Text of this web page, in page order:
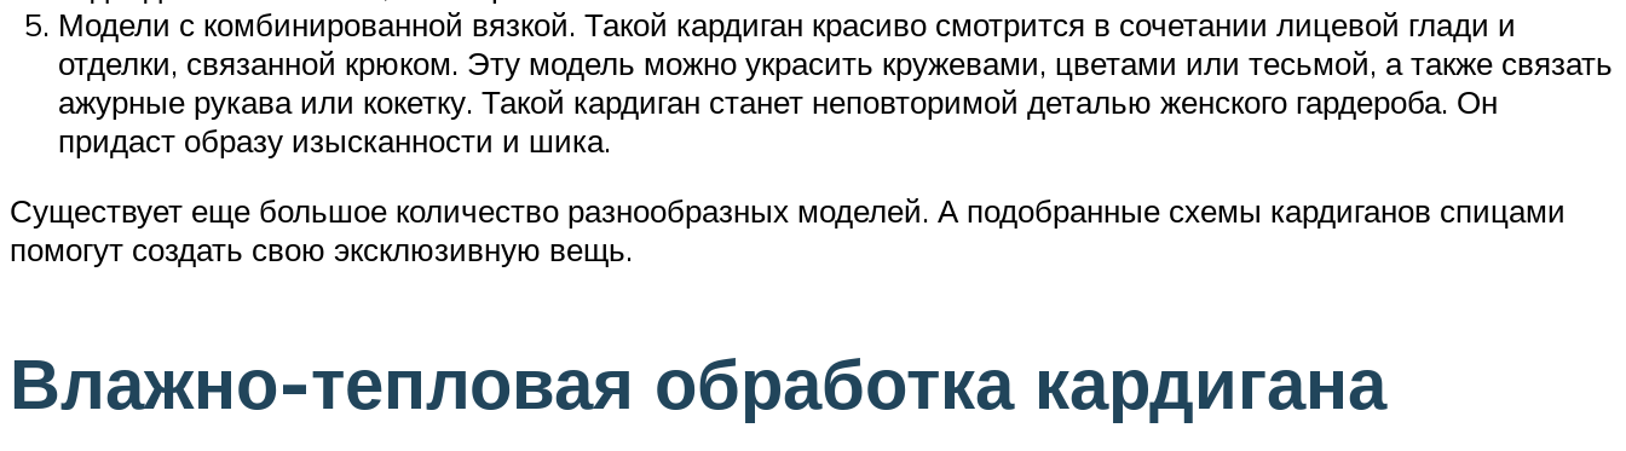
Модели с комбинированной вязкой. Такой кардиган красиво смотрится в сочетании лицевой глади и
отделки, связанной крюком. Эту модель можно украсить кружевами, цветами или тесьмой, а также связать
ажурные рукава или кокетку. Такой кардиган станет неповторимой деталью женского гардероба. Он
придаст образу изысканности и шика.
Существует еще большое количество разнообразных моделей. А подобранные схемы кардиганов спицами
помогут создать свою эксклюзивную вещь.
Влажно-тепловая обработка кардигана